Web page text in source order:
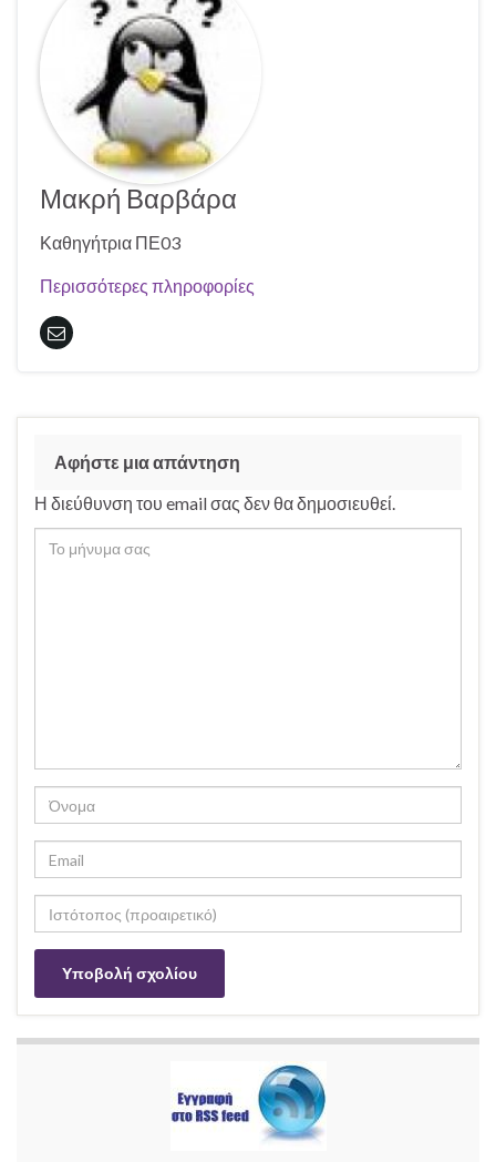
Μακρή Βαρβάρα
Καθηγήτρια ΠΕ03
Περισσότερες πληροφορίες
Αφήστε μια απάντηση
Η διεύθυνση του email σας δεν θα δημοσιευθεί.